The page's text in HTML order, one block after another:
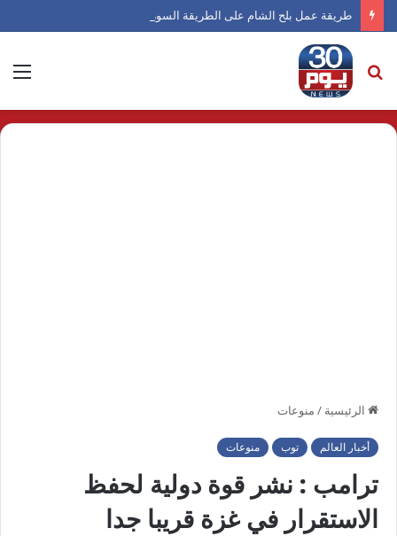
طريقة عمل بلح الشام على الطريقة السورية
بحث
عن
الرئيسية / منوعات
أخبار العالم توب منوعات
ترامب : نشر قوة دولية لحفظ
الاستقرار في غزة قريبا جدا